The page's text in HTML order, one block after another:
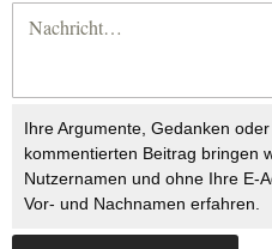
Ihre Argumente, Gedanken
kommentierten Beitrag bringen
Nutzernamen und ohne Ihre E-
Vor- und Nachnamen erfahren.